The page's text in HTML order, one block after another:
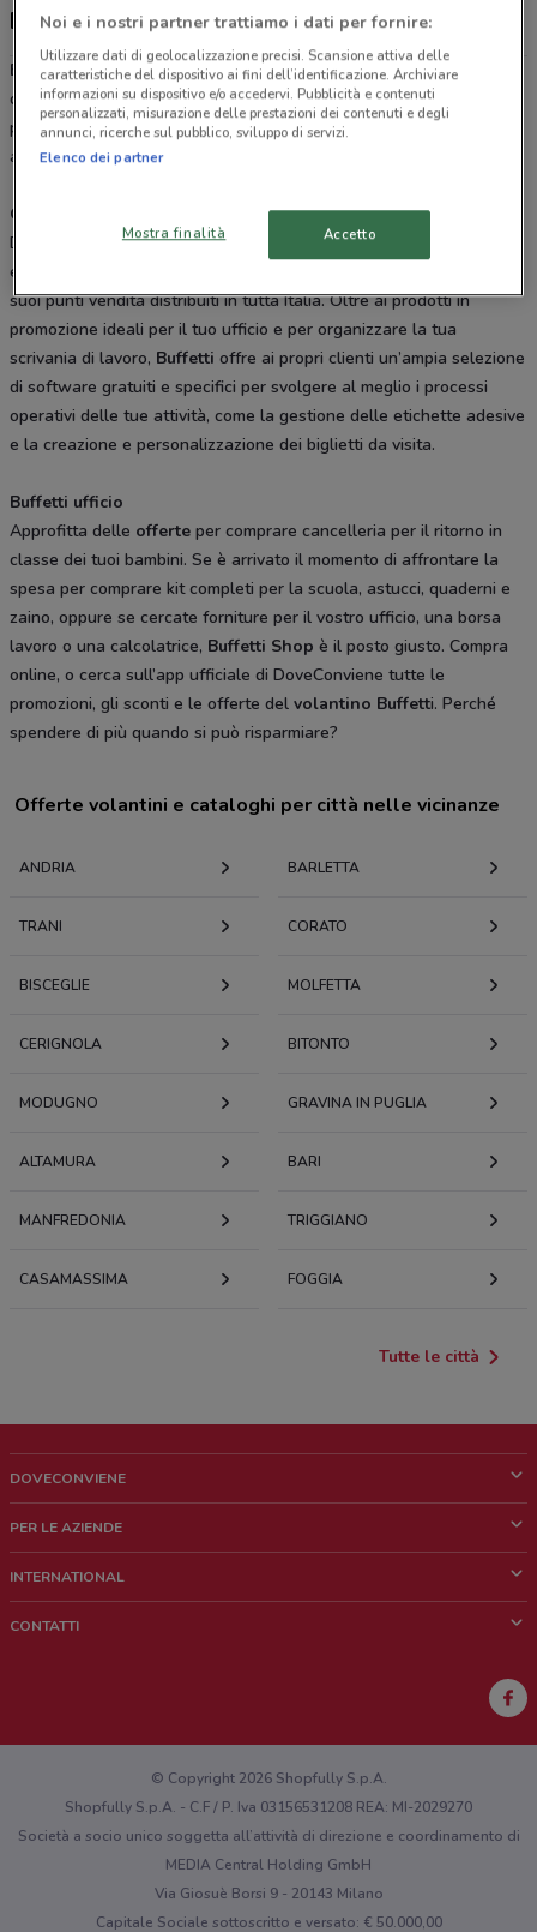
Buffetti, offerte e negozi
Buffettiè il rivenditore numero 1 in Italia per la vendita e la
distribuzione di forniture per il tuo ufficio, cancelleria, cartucce,
prodotti utili per archiviare i tuoi documenti, carta per fotocopie ed
altri accessori per la scuola.
Offerte Buffetti
DoveConviene pubblica regolarmente le offerte online, i
e i
suoi punti vendita distribuiti in tutta Italia. Oltre ai prodotti in
promozione ideali per il tuo ufficio e per organizzare la tua
scrivania di lavoro, Buffetti offre ai propri clienti un’ampia selezione
di software gratuiti e specifici per svolgere al meglio i processi
operativi delle tue attività, come la gestione delle etichette adesive
e la creazione e personalizzazione dei biglietti da visita.
Buffetti ufficio
Approfitta delle offerte per comprare cancelleria per il ritorno in
classe dei tuoi bambini. Se è arrivato il momento di affrontare la
spesa per comprare kit completi per la scuola, astucci, quaderni e
zaino, oppure se cercate forniture per il vostro ufficio, una borsa
lavoro o una calcolatrice, Buffetti Shop è il posto giusto. Compra
online, o cerca sull’app ufficiale di DoveConviene tutte le
promozioni, gli sconti e le offerte del volantino Buffetti. Perché
spendere di più quando si può risparmiare?
Offerte volantini e cataloghi per città nelle vicinanze
ANDRIA BARLETTA
TRANI CORATO
BISCEGLIE MOLFETTA
CERIGNOLA BITONTO
MODUGNO GRAVINA IN PUGLIA
ALTAMURA BARI
MANFREDONIA TRIGGIANO
CASAMASSIMA FOGGIA
Tutte le città
DOVECONVIENE
Chi siamo
Lavora con noi
PER LE AZIENDE
Richieste commerciali e marketing
INTERNATIONAL
CONTATTI
Hai un malfunzionamento sul web o sull'app?
© Copyright 2026 Shopfully S.p.A.
Shopfully S.p.A. - C.F / P. Iva 03156531208 REA: MI-2029270
Società a socio unico soggetta all’attività di direzione e coordinamento di
MEDIA Central Holding GmbH
Via Giosuè Borsi 9 - 20143 Milano
Capitale Sociale sottoscritto e versato: € 50.000,00
Noi e i nostri partner trattiamo i dati per fornire:
Utilizzare dati di geolocalizzazione precisi. Scansione attiva delle
caratteristiche del dispositivo ai fini dell’identificazione. Archiviare
informazioni su dispositivo e/o accedervi. Pubblicità e contenuti
personalizzati, misurazione delle prestazioni dei contenuti e degli
annunci, ricerche sul pubblico, sviluppo di servizi.
Elenco dei partner
Mostra finalità Accetto